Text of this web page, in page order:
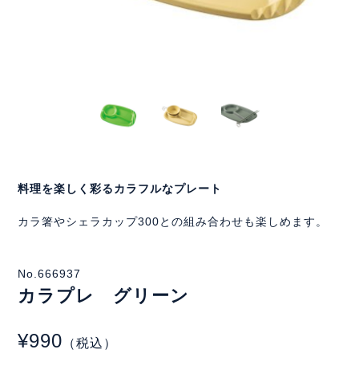
料理を楽しく彩るカラフルなプレート
カラ箸やシェラカップ300との組み合わせも楽しめます。
No.666937
カラプレ グリーン
¥990 （税込）